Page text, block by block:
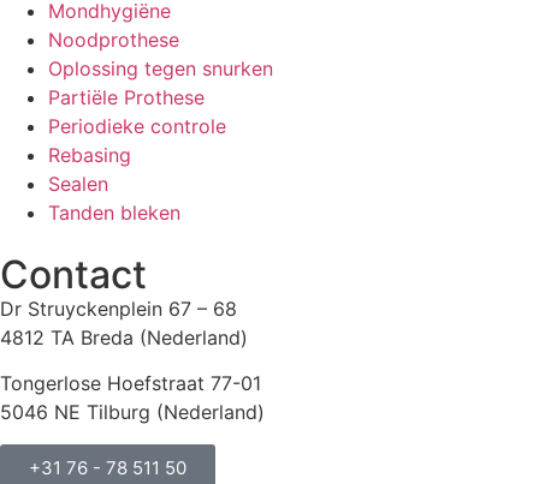
Mondhygiëne
Noodprothese
Oplossing tegen snurken
Partiële Prothese
Periodieke controle
Rebasing
Sealen
Tanden bleken
Contact
Dr Struyckenplein 67 – 68
4812 TA Breda (Nederland)
Tongerlose Hoefstraat 77-01
5046 NE Tilburg (Nederland)
+31 76 - 78 511 50